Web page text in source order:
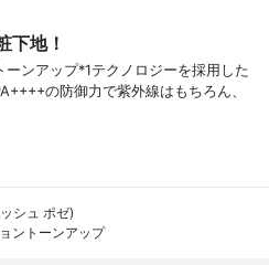
下地！
ンアップ*1テクノロジーを採用した
の防御力で紫外線はもちろん、
シュ ポゼ)
ントーンアップ